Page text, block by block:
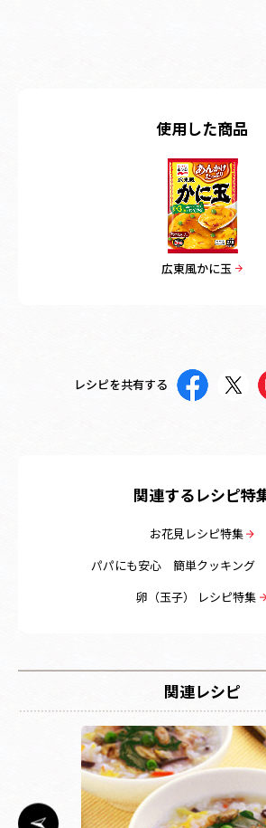
使用した商品
広東風かに玉
レシピを共有する
関連するレシピ特
お花見レシピ特集
パパにも安心 簡単クッキング
卵（玉子） レシピ特集
関連レシピ